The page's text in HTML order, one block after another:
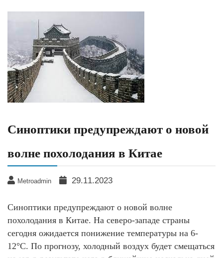
Синоптики предупреждают о новой
волне похолодания в Китае
Metroadmin 29.11.2023
Синоптики предупреждают о новой волне
похолодания в Китае. На северо-западе страны
сегодня ожидается понижение температуры на 6-
12°C. По прогнозу, холодный воздух будет смещаться